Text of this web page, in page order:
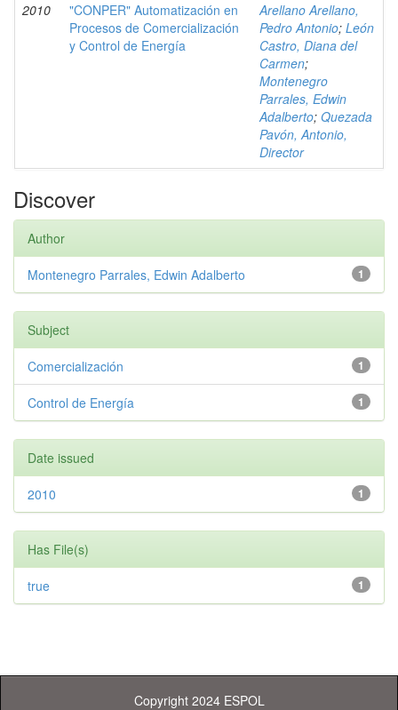
2010
"CONPER" Automatización en
Procesos de Comercialización
y Control de Energía
Arellano Arellano,
Pedro Antonio; León
Castro, Diana del
Carmen;
Montenegro
Parrales, Edwin
Adalberto; Quezada
Pavón, Antonio,
Director
Discover
Author
1
Montenegro Parrales, Edwin Adalberto
Subject
1
Comercialización
1
Control de Energía
Date issued
1
2010
Has File(s)
1
true
Copyright 2024 ESPOL